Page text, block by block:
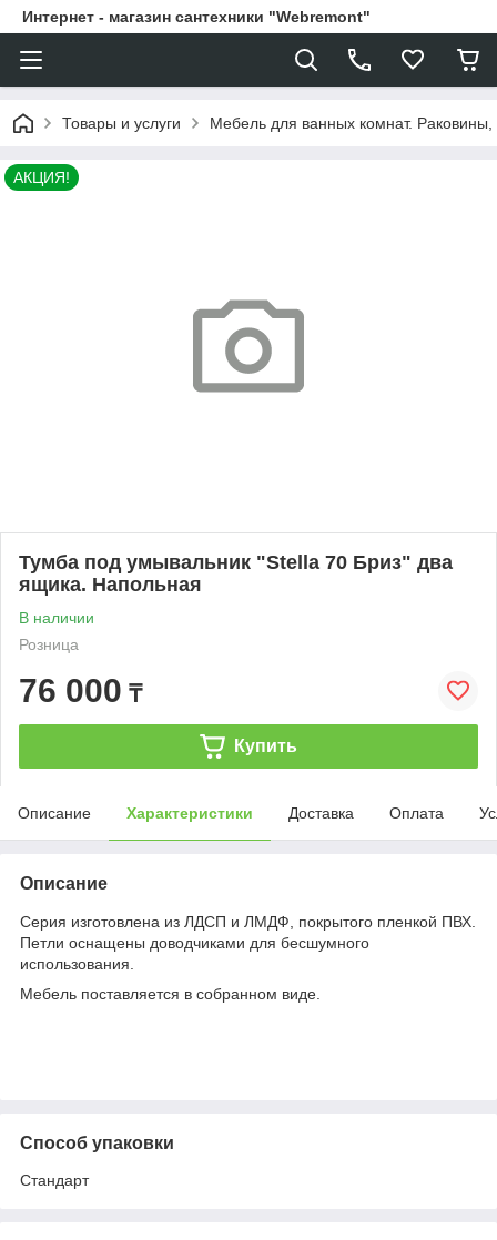
Интернет - магазин сантехники "Webremont"
Товары и услуги Мебель для ванных комнат.
АКЦИЯ!
Тумба под умывальник "Stella 70 Бриз" два
ящика. Напольная
В наличии
Розница
76 000 ₸
Купить
Описание Характеристики Доставка Оплата
Описание
Серия изготовлена из ЛДСП и ЛМДФ, покрытого пленкой ПВХ.
Петли оснащены доводчиками для бесшумного
использования.
Мебель поставляется в собранном виде.
Способ упаковки
Стандарт